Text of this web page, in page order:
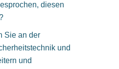
diesen
Sie an der
und
und